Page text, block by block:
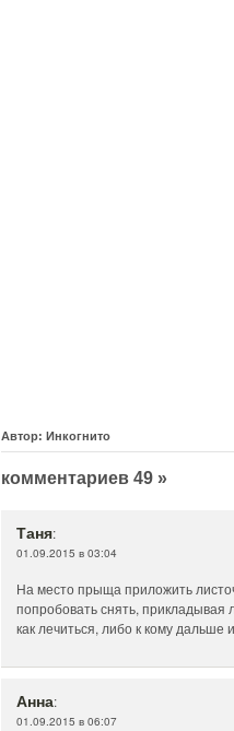
Автор: Инкогнито
комментариев 49 »
Таня:
01.09.2015 в 03:04
На место прыща приложить
попробовать снять, прикладывая
как лечиться, либо к кому дальше
Анна:
01.09.2015 в 06:07